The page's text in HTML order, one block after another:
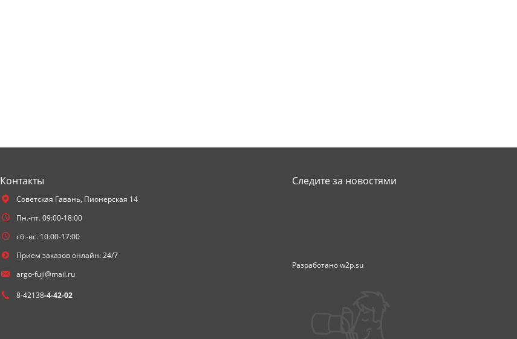
Контакты
Советская Гавань, Пионерская 14
Пн.-пт. 09:00-18:00
сб.-вс. 10:00-17:00
Прием заказов онлайн: 24/7
argo-fuji@mail.ru
8-42138-4-42-02
Следите за новостями
Разработаноw2p.su